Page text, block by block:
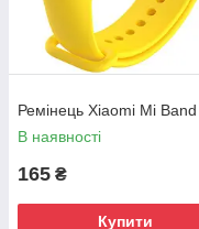
Ремінець Xiaomi Mi
В наявності
165 ₴
Купити